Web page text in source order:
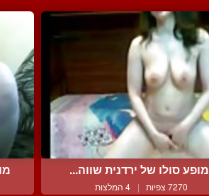
מופע סולו של ירדנית שווה...
7270 צפיות | 4 המלצות